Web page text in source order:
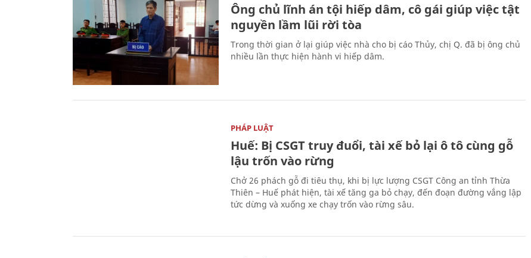
Ông chủ lĩnh án tội hiếp dâm, cô gái giúp việc tật
nguyền lầm lũi rời tòa
Trong thời gian ở lại giúp việc nhà cho bị cáo Thủy, chị Q. đã bị ông chủ
nhiều lần thực hiện hành vi hiếp dâm.
PHÁP LUẬT
Huế: Bị CSGT truy đuổi, tài xế bỏ lại ô tô cùng gỗ
lậu trốn vào rừng
Chở 26 phách gỗ đi tiêu thụ, khi bị lực lượng CSGT Công an tỉnh Thừa
Thiên – Huế phát hiện, tài xế tăng ga bỏ chạy, đến đoạn đường vắng lập
tức dừng và xuống xe chạy trốn vào rừng sâu.